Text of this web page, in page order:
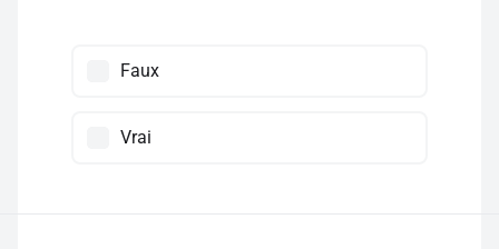
Faux
Vrai